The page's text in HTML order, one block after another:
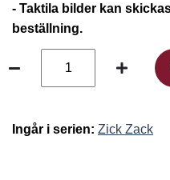
- Taktila bilder kan
beställning.
Ingår i serien: Zick Zack